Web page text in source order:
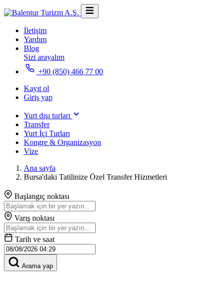
İletişim
Yardım
Blog
Sizi arayalım
+90 (850) 466 77 00
Kayıt ol
Giriş yap
Yurt dışı turları
Transfer
Yurt İçi Turları
Kongre & Organizasyon
Vize
Ana sayfa
Bursa'daki Tatilinize Özel Transfer Hizmetleri
Başlangıç noktası
Varış noktası
Tarih ve saat
Arama yap